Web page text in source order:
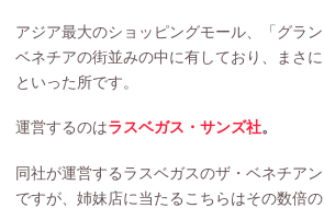
アジア最大のショッピングモール、「グラ
ベネチアの街並みの中に有しており、まさ
といった所です。
運営するのはラスベガス・サンズ社。
同社が運営するラスベガスのザ・ベネチア
ですが、姉妹店に当たるこちらはその数倍